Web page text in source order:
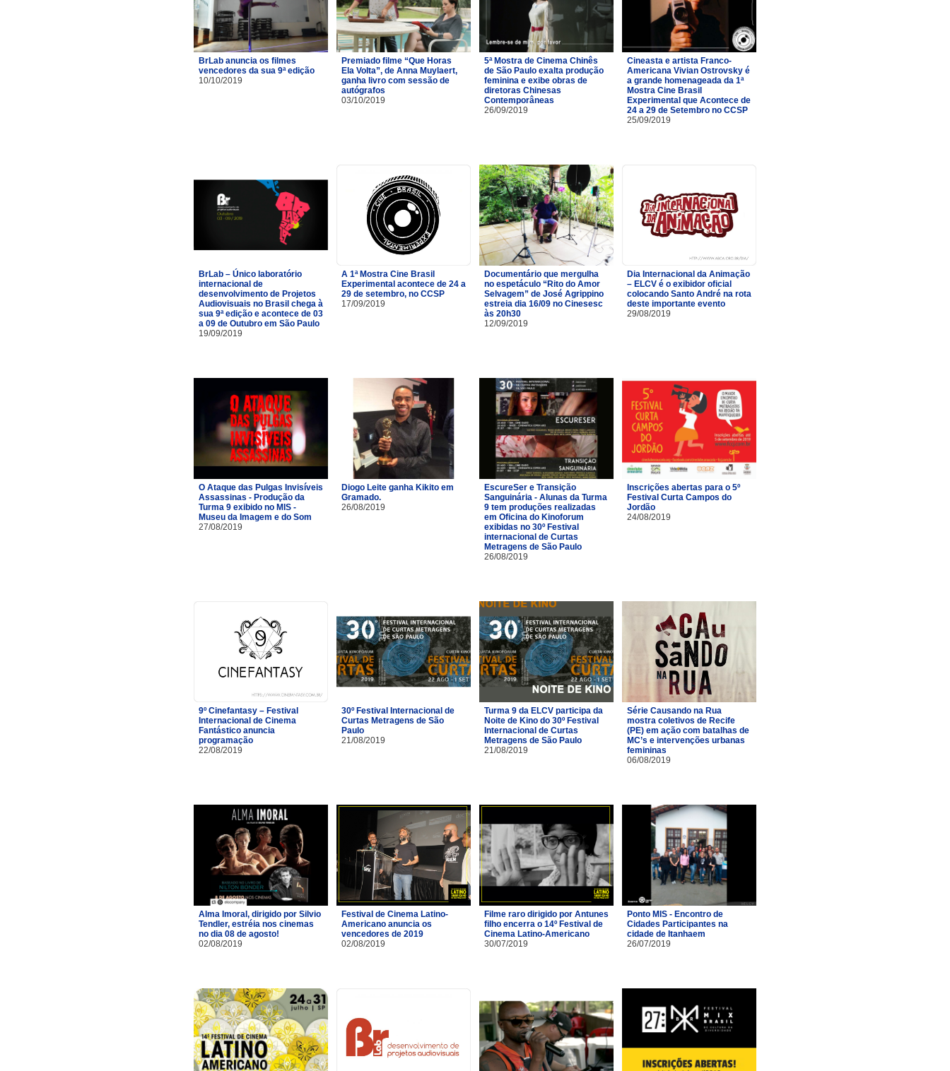
BrLab anuncia os filmes
vencedores da sua 9ª edição
10/10/2019
Premiado filme “Que Horas
Ela Volta”, de Anna Muylaert,
ganha livro com sessão de
autógrafos
03/10/2019
5ª Mostra de Cinema Chinês
de São Paulo exalta produção
feminina e exibe obras de
diretoras Chinesas
Contemporâneas
26/09/2019
Cineasta e artista Franco-
Americana Vivian Ostrovsky é
a grande homenageada da 1ª
Mostra Cine Brasil
Experimental que Acontece de
24 a 29 de Setembro no CCSP
25/09/2019
BrLab – Único laboratório
internacional de
desenvolvimento de Projetos
Audiovisuais no Brasil chega à
sua 9ª edição e acontece de 03
a 09 de Outubro em São Paulo
19/09/2019
A 1ª Mostra Cine Brasil
Experimental acontece de 24 a
29 de setembro, no CCSP
17/09/2019
Documentário que mergulha
no espetáculo “Rito do Amor
Selvagem” de José Agrippino
estreia dia 16/09 no Cinesesc
às 20h30
12/09/2019
Dia Internacional da Animação
– ELCV é o exibidor oficial
colocando Santo André na rota
deste importante evento
29/08/2019
O Ataque das Pulgas Invisíveis
Assassinas - Produção da
Turma 9 exibido no MIS -
Museu da Imagem e do Som
27/08/2019
Diogo Leite ganha Kikito em
Gramado.
26/08/2019
EscureSer e Transição
Sanguinária - Alunas da Turma
9 tem produções realizadas
em Oficina do Kinoforum
exibidas no 30º Festival
internacional de Curtas
Metragens de São Paulo
26/08/2019
Inscrições abertas para o 5º
Festival Curta Campos do
Jordão
24/08/2019
9º Cinefantasy – Festival
Internacional de Cinema
Fantástico anuncia
programação
22/08/2019
30º Festival Internacional de
Curtas Metragens de São
Paulo
21/08/2019
Turma 9 da ELCV participa da
Noite de Kino do 30º Festival
Internacional de Curtas
Metragens de São Paulo
21/08/2019
Série Causando na Rua
mostra coletivos de Recife
(PE) em ação com batalhas de
MC’s e intervenções urbanas
femininas
06/08/2019
Alma Imoral, dirigido por Silvio
Tendler, estréia nos cinemas
no dia 08 de agosto!
02/08/2019
Festival de Cinema Latino-
Americano anuncia os
vencedores de 2019
02/08/2019
Filme raro dirigido por Antunes
filho encerra o 14º Festival de
Cinema Latino-Americano
30/07/2019
Ponto MIS - Encontro de
Cidades Participantes na
cidade de Itanhaem
26/07/2019